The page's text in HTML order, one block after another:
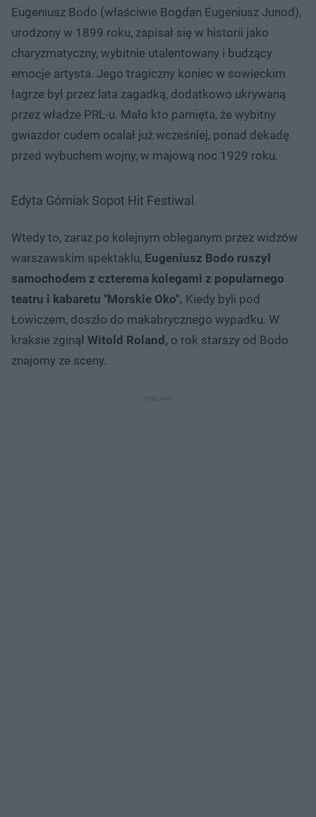
Eugeniusz Bodo (właściwie Bogdan Eugeniusz Junod),
urodzony w 1899 roku, zapisał się w historii jako
charyzmatyczny, wybitnie utalentowany i budzący
emocje artysta. Jego tragiczny koniec w sowieckim
łagrze był przez lata zagadką, dodatkowo ukrywaną
przez władze PRL-u. Mało kto pamięta, że wybitny
gwiazdor cudem ocalał już wcześniej, ponad dekadę
przed wybuchem wojny, w majową noc 1929 roku.
Edyta Górniak Sopot Hit Festiwal
Wtedy to, zaraz po kolejnym obleganym przez widzów
warszawskim spektaklu, Eugeniusz Bodo ruszył
samochodem z czterema kolegami z popularnego
teatru i kabaretu "Morskie Oko". Kiedy byli pod
Łowiczem, doszło do makabrycznego wypadku. W
kraksie zginął Witold Roland, o rok starszy od Bodo
znajomy ze sceny.